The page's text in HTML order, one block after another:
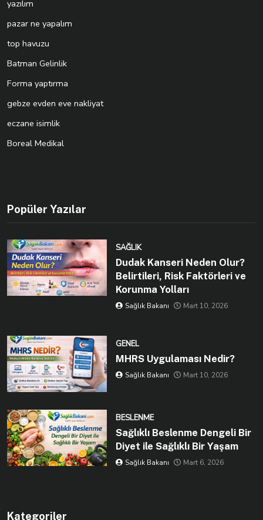
yazılım
pazar ne yapalım
top havuzu
Batman Gelinlik
Forma yaptırma
gebze evden eve nakliyat
eczane isimlik
Boreal Medikal
Popüler Yazılar
SAĞLIK
Dudak Kanseri Neden Olur?
Belirtileri, Risk Faktörleri ve
Korunma Yolları
Sağlık Bakanı Mart 10, 2026
GENEL
MHRS Uygulaması Nedir?
Sağlık Bakanı Mart 10, 2026
BESLENME
Sağlıklı Beslenme Dengeli Bir
Diyet ile Sağlıklı Bir Yaşam
Sağlık Bakanı Mart 6, 2026
Kategoriler